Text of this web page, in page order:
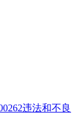
违法和不良